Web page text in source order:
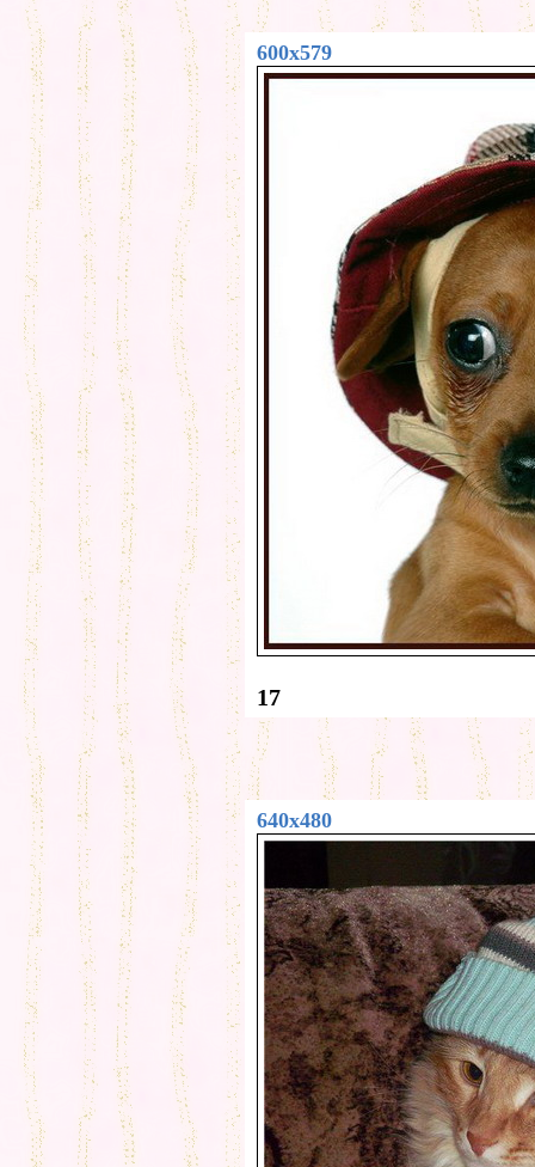
600x579
17
640x480